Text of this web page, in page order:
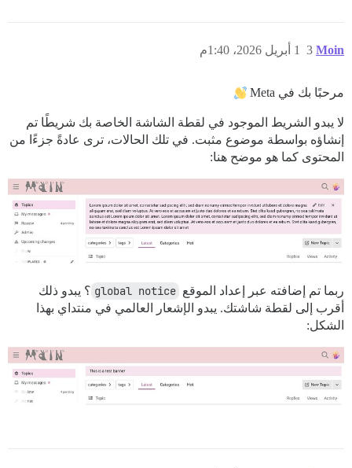
Moin 1 أبريل 2026، 1:40م 3
مرحبًا بك في Meta
لا يبدو الشريط الموجود في لقطة الشاشة الخاصة بك شريطًا تم
إنشاؤه بواسطة موضوع مثبت. في تلك الحالات، ترى عادةً جزءًا من
المحتوى كما هو موضح هنا:
ربما تم إضافته عبر إعداد الموقع global notice ؟ يبدو ذلك
أقرب إلى لقطة شاشتك. يبدو الإشعار العالمي في منتداي بهذا
الشكل: